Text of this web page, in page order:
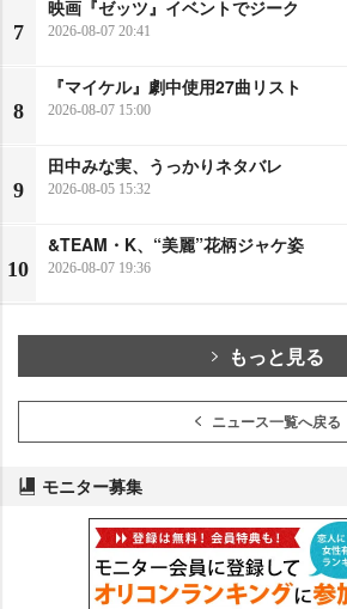
7
映画『ゼッツ』イベントでジーク
2026-08-07 20:41
8
『マイケル』劇中使用27曲リスト
2026-08-07 15:00
9
田中みな実、うっかりネタバレ
2026-08-05 15:32
10
&TEAM・K、“美麗”花柄ジャケ姿
2026-08-07 19:36
もっと見る
ニュース一覧へ戻る
モニター募集